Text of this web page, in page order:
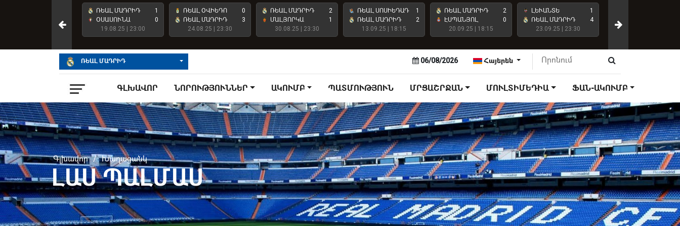
ԱՏԼԵՏԻԿ ԲԻԼԲԱՈ
ՌԵԱԼ ՄԱԴՐԻԴ
1
ՕՍԱՍՈՒՆԱ
0
19.08.25 | 23:00
ՌԵԱԼ ՕՎԻԵԴՈ
0
ՌԵԱԼ ՄԱԴՐԻԴ
3
24.08.25 | 23:30
ՌԵԱԼ ՄԱԴՐԻԴ
2
ՄԱԼՅՈՐԿԱ
1
30.08.25 | 23:30
ՌԵԱԼ ՍՈՍԻԵԴԱԴ
1
ՌԵԱԼ ՄԱԴՐԻԴ
2
13.09.25 | 18:15
ՌԵԱԼ ՄԱԴՐԻԴ
2
ԷՍՊԱՆՅՈԼ
0
20.09.25 | 18:15
ԼԵՒԱՆՏԵ
1
ՌԵԱԼ ՄԱԴՐԻԴ
4
23.09.25 | 23:30
ՌԵԱԼ ՄԱԴՐԻԴ
ՌԵԱԼ ՄԱԴՐԻԴ Հայերեն
06/08/2026
ԳԼԽԱՎՈՐ ՆՈՐՈՒԹՅՈՒՆՆԵՐ ԱԿՈՒՄԲ ՊԱՏՄՈՒԹՅՈՒՆ ՄՐՑԱՇՐՋԱՆ ՄՈՒԼՏԻՄԵԴԻԱ ՖԱՆ-ԱԿՈՒՄԲ
Գլխավոր / Խաղացանկ
ԼԱՍ ՊԱԼՄԱՍ